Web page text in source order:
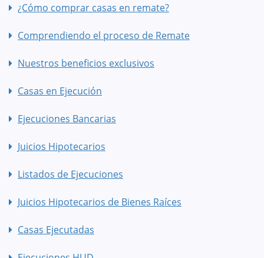
¿Cómo comprar casas en remate?
Comprendiendo el proceso de Remate
Nuestros beneficios exclusivos
Casas en Ejecución
Ejecuciones Bancarias
Juicios Hipotecarios
Listados de Ejecuciones
Juicios Hipotecarios de Bienes Raíces
Casas Ejecutadas